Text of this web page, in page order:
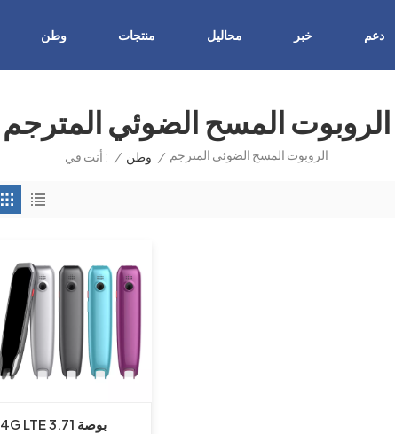
وطن منتجات محاليل خبر دعم
الروبوت المسح الضوئي المترجم
أنت في : / وطن / الروبوت المسح الضوئي المترجم
4G LTE 3.71 بوصة